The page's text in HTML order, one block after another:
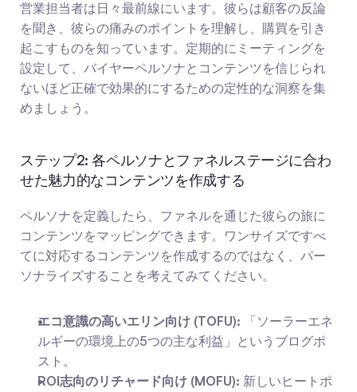
営業担当者は日々最前線にいます。彼らは顧客の反論
を聞き、彼らの痛みのポイントを理解し、購買を引き
起こすものを知っています。定期的にミーティングを
設定して、バイヤーペルソナとコンテンツを信じられ
ないほど正確で効果的にするための定性的な洞察を集
めましょう。
ステップ2: 各ペルソナとファネルステージに合わ
せた魅力的なコンテンツを作成する
ペルソナを定義したら、ファネルを通じた彼らの旅に
コンテンツをマッピングできます。ワンサイズですべ
てに対応するコンテンツを作成するのではなく、パー
ソナライズすることを考えてみてください。
エコ意識の高いエリン向け (TOFU): 「ソーラーエネ
ルギーの環境上の5つの主な利益」というブログポ
スト。
ROI志向のリチャード向け (MOFU): 新しいヒートポ